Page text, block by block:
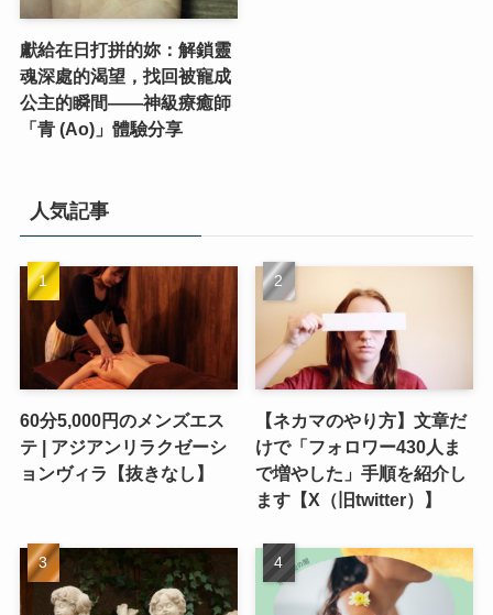
獻給在日打拼的妳：解鎖靈
魂深處的渴望，找回被寵成
公主的瞬間——神級療癒師
「青 (Ao)」體驗分享
人気記事
60分5,000円のメンズエス
テ | アジアンリラクゼーシ
ョンヴィラ【抜きなし】
【ネカマのやり方】文章だ
けで「フォロワー430人ま
で増やした」手順を紹介し
ます【X（旧twitter）】